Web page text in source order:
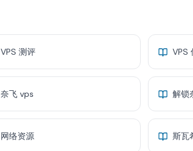
VPS 测评 VPS
奈飞 vps 解锁
网络资源 斯瓦